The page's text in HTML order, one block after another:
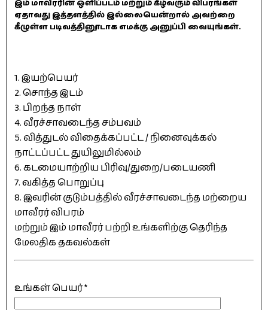
இம் மாவீரரின் ஒளிப்படம் மற்றும் கீழ்வரும் விபரங்கள்
ஏதாவது இத்தளத்தில் இல்லையென்றால் அவற்றை
கீழுள்ள படிவத்தினூடாக எமக்கு அனுப்பி வையுங்கள்.
1. இயற்பெயர்
2. சொந்த இடம்
3. பிறந்த நாள்
4. வீரச்சாவடைந்த சம்பவம்
5. வித்துடல் விதைக்கப்பட்ட / நினைவுக்கல்
நாட்டப்பட்ட துயிலுமில்லம்
6. கடமையாற்றிய பிரிவு/துறை/படையணி
7. வகித்த பொறுப்பு
8. இவரின் குடும்பத்தில் வீரச்சாவடைந்த மற்றைய
மாவீரர் விபரம்
மற்றும் இம் மாவீரர் பற்றி உங்களிற்கு தெரிந்த
மேலதிக தகவல்கள்
உங்கள் பெயர்*